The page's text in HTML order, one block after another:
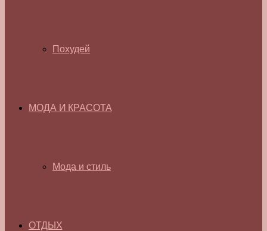
Похудей
МОДА И КРАСОТА
Мода и стиль
ОТДЫХ